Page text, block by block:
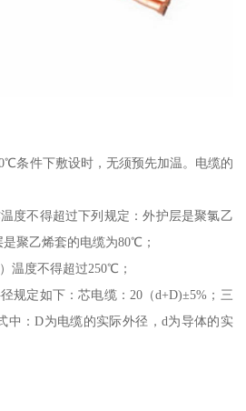
条件下敷设时，无须预先加温。电缆的
度不得超过下列规定：外护层是聚氯乙
聚乙烯套的电缆为80℃；
温度不得超过250℃；
规定如下：芯电缆：20（d+D)±5%；三
中：D为电缆的实际外径，d为导体的实